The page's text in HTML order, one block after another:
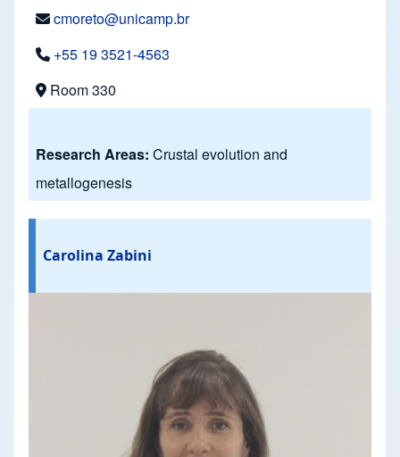
cmoreto@unicamp.br
+55 19 3521-4563
Room 330
Research Areas: Crustal evolution and
metallogenesis
Carolina Zabini